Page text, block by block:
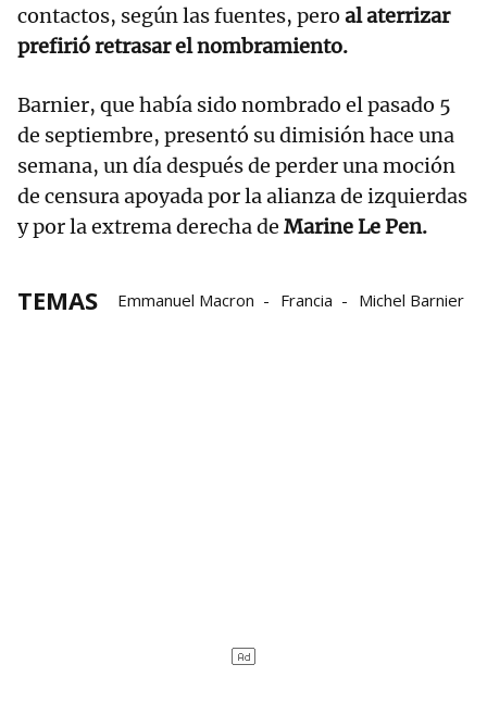
contactos, según las fuentes, pero al aterrizar
prefirió retrasar el nombramiento.
Barnier, que había sido nombrado el pasado 5
de septiembre, presentó su dimisión hace una
semana, un día después de perder una moción
de censura apoyada por la alianza de izquierdas
y por la extrema derecha de Marine Le Pen.
TEMAS Emmanuel Macron Francia Michel Barnier